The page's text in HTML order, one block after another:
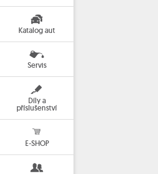
Katalog aut
Servis
Díly a
příslušenství
E-SHOP